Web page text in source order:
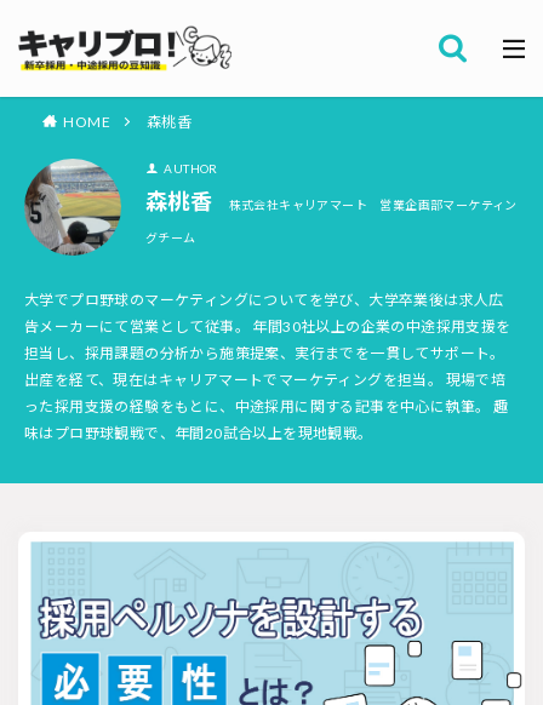
HOME 森桃香
AUTHOR
森桃香 株式会社キャリアマート 営業企画部マーケティン
グチーム
大学でプロ野球のマーケティングについてを学び、大学卒業後は求人広
告メーカーにて営業として従事。 年間30社以上の企業の中途採用支援を
担当し、採用課題の分析から施策提案、実行までを一貫してサポート。
出産を経て、現在はキャリアマートでマーケティングを担当。 現場で培
った採用支援の経験をもとに、中途採用に関する記事を中心に執筆。 趣
味はプロ野球観戦で、年間20試合以上を現地観戦。
カテゴリー
採用代行・アウトソーシング（RPO）
就職サイト
採用ノウハウ
採用ツール
採用計画
母集団の形成確保
エンジニア採用
採用イベント・合説
面接・選考
内定フォロー
内定辞退
内定式 会社説明会
選考辞退
採用コンサルティング
採用動向
適性検査
新人研修
リファラル採用
検索
労務・組織
セミナー情報
メルマガ登録
資料ダウンロード